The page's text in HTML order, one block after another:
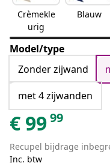
Crèmekle
urig
Blauw
Model/type
Zonder zijwand
met 4 zijwanden
€ 9999
Recupel bijdrage
Inc. btw